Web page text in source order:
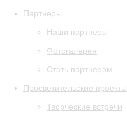
Партнеры
Наши партнеры
Фотогалерея
Стать партнером
Просветительские проекты
Творческие встречи